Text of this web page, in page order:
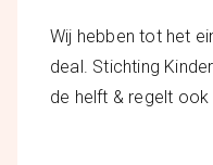
Wij hebben tot het
deal. Stichting
de helft & regelt